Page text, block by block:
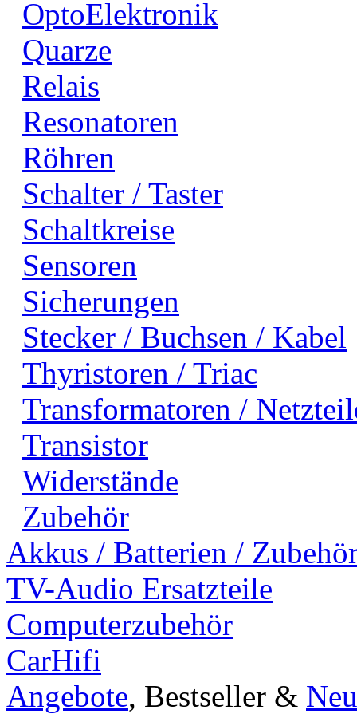
OptoElektronik
Quarze
Relais
Resonatoren
Röhren
Schalter / Taster
Schaltkreise
Sensoren
Sicherungen
Stecker / Buchsen / Kabel
Thyristoren / Triac
Transformatoren /
Transistor
Widerstände
Zubehör
Akkus / Batterien /
TV-Audio Ersatzteile
Computerzubehör
CarHifi
Angebote, Bestseller &